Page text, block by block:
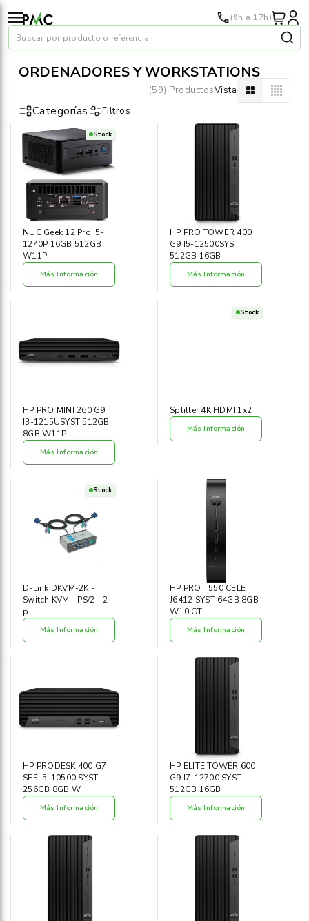
Papel
Material oficina
Audiovisuales ›
Tinta y tóner ›
Impresoras ›
Mobiliario
Seguridad
(9h a 17h)
Buscar por producto o referencia
ORDENADORES Y WORKSTATIONS
Categorías Filtros
(59) ProductosVista
Stock
NUC Geek 12 Pro i5-
1240P 16GB 512GB
W11P
Más Información
HP PRO TOWER 400
G9 I5-12500SYST
512GB 16GB
Más Información
HP PRO MINI 260 G9
I3-1215USYST 512GB
8GB W11P
Más Información
Stock
Splitter 4K HDMI 1x2
Más Información
Stock
D-Link DKVM-2K -
Switch KVM - PS/2 - 2
p
Más Información
HP PRO T550 CELE
J6412 SYST 64GB 8GB
W10IOT
Más Información
HP PRODESK 400 G7
SFF I5-10500 SYST
256GB 8GB W
Más Información
HP ELITE TOWER 600
G9 I7-12700 SYST
512GB 16GB
Más Información